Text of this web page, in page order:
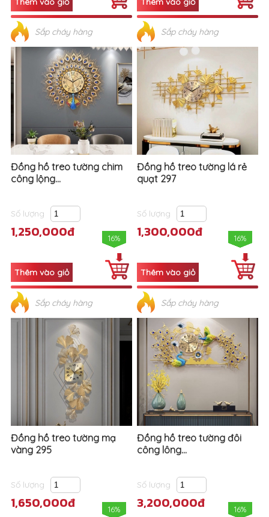
Sắp cháy hàng Sắp cháy hàng
Đồng hồ treo tường chim
công lộng...
Số lượng
1,250,000đ 16%
Sắp cháy hàng
Đồng hồ treo tường lá rẻ
quạt 297
Số lượng
1,300,000đ 16%
Sắp cháy hàng
Đồng hồ treo tường mạ
vàng 295
Số lượng
1,650,000đ 16%
Đồng hồ treo tường đôi
công lông...
Số lượng
3,200,000đ 16%